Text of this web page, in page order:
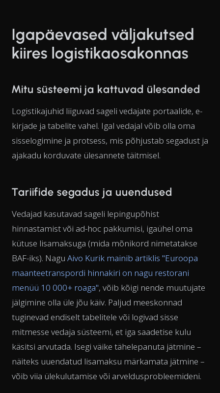
Igapäevased väljakutsed
kiires logistikaosakonnas
Mitu süsteemi ja kattuvad ülesanded
Logistikajuhid liiguvad sageli vedajate portaalide, e-
kirjade ja tabelite vahel. Igal vedajal võib olla oma
sisselogimine ja protsess, mis põhjustab segadust ja
ajakadu korduvate ülesannete täitmisel.
Tariifide segadus ja uuendused
Vedajad kasutavad sageli lepingupõhist
hinnastamist või ad-hoc pakkumisi, igaühel oma
kütuse lisamaksuga (mida mõnikord nimetatakse
BAF-iks). Nagu Aivo Kurik mainib artiklis "Euroopa
maanteetranspordi hinnakiri on nagu restorani
menüü 10 000+ roaga", võib kõigi nende muutujate
jälgimine olla üle jõu käiv. Paljud meeskonnad
tuginevad endiselt tabelitele või logivad sisse
mitmesse vedaja süsteemi, et iga saadetise kulu
käsitsi arvutada. Isegi väike tähelepanuta jätmine –
näiteks uuendatud lisamaksu märkamata jätmine –
võib viia ülekulutamise või arveldusprobleemideni.